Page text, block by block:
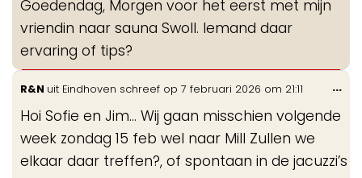
Goedendag, Morgen voor het eerst met mijn
vriendin naar sauna Swoll. Iemand daar
ervaring of tips?
R&N uit Eindhoven schreef op 7 februari 2026 om 21:11
Hoi Sofie en Jim… Wij gaan misschien volgende
week zondag 15 feb wel naar Mill Zullen we
elkaar daar treffen?, of spontaan in de jacuzzi’s
...